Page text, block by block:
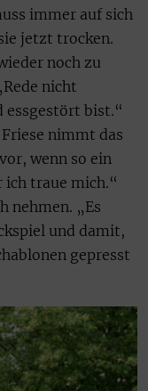
immer auf sich
jetzt trocken.
noch zu
nicht
essgestört bist.“
nimmt das
wenn so ein
traue mich.“
nehmen. „Es
und damit,
gepresst